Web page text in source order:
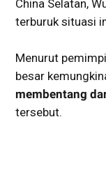
China Selatan,
terburuk situasi
Menurut
besar
membentang
tersebut.